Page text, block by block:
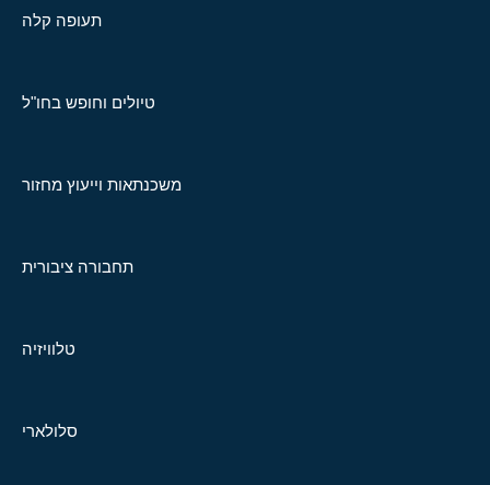
תעופה קלה
טיולים וחופש בחו"ל
משכנתאות וייעוץ מחזור
תחבורה ציבורית
טלוויזיה
סלולארי